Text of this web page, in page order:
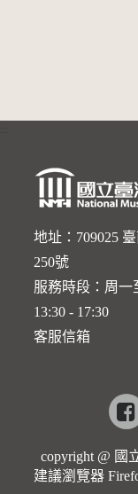
地址：709025
250號
服務時段：周一
13:30 - 17:30
客服信箱
copyright @ 國
建議瀏覽器